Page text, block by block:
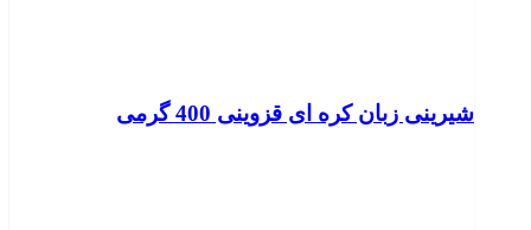
شیرینی زبان کره ای قزوینی 400 گرمی